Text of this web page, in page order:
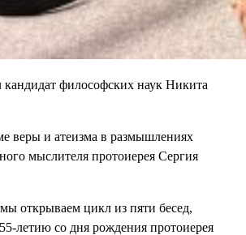
кандидат философских наук Никита
веры и атеизма в размышлениях
мыслителя протоиерея Сергия
открываем цикл из пяти бесед,
летию со дня рождения протоиерея